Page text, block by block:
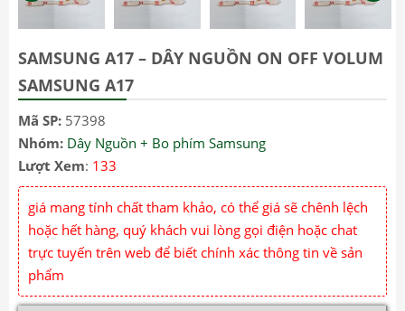
SAMSUNG A17 – DÂY NGUỒN ON OFF VOLUM
SAMSUNG A17
Mã SP: 57398
Nhóm: Dây Nguồn + Bo phím Samsung
Lượt Xem: 133
giá mang tính chất tham khảo, có thể giá sẽ chênh lệch
hoặc hết hàng, quý khách vui lòng gọi điện hoặc chat
trực tuyến trên web để biết chính xác thông tin về sản
phẩm